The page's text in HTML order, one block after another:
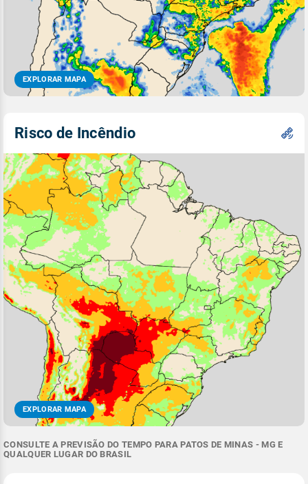
EXPLORAR MAPA
Risco de Incêndio
EXPLORAR MAPA
CONSULTE A PREVISÃO DO TEMPO PARA PATOS DE MINAS - MG E
QUALQUER LUGAR DO BRASIL